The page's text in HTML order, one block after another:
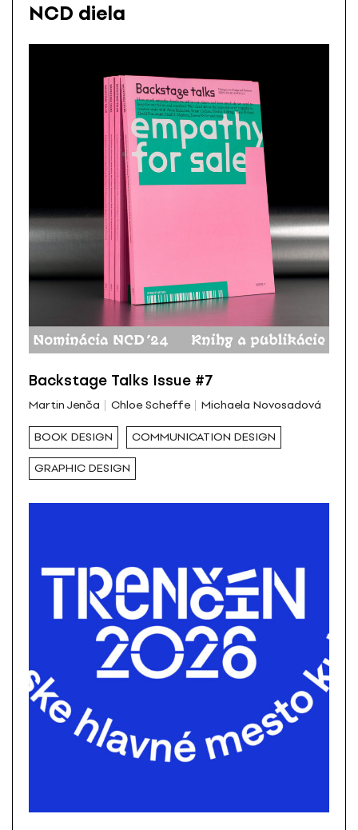
NCD diela
Backstage Talks Issue #7
Martin Jenča Chloe Scheffe Michaela Novosadová
BOOK DESIGN COMMUNICATION DESIGN
GRAPHIC DESIGN